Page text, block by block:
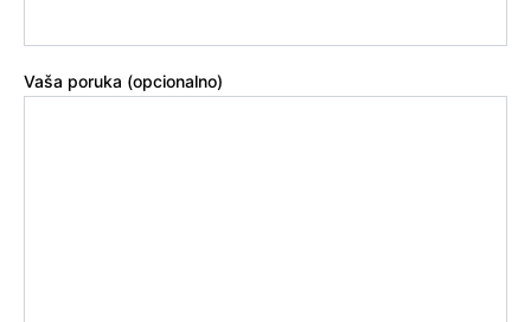
Vaša poruka (opcionalno)